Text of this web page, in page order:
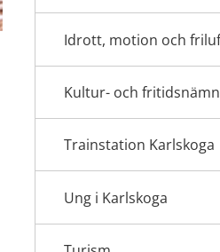
Idrott, motion och
Kultur- och
Trainstation Karlskoga
Ung i Karlskoga